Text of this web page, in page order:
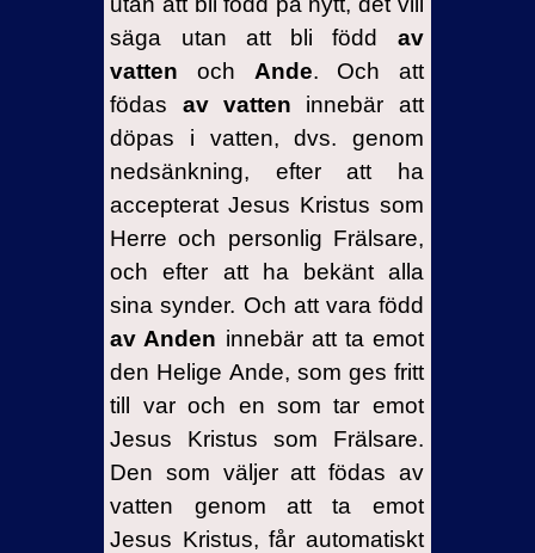
säga utan att bli född av
vatten och Ande. Och att
födas av vatten innebär att
döpas i vatten, dvs. genom
nedsänkning, efter att ha
accepterat Jesus Kristus som
Herre och personlig Frälsare,
och efter att ha bekänt alla
sina synder. Och att vara född
av Anden innebär att ta emot
den Helige Ande, som ges fritt
till var och en som tar emot
Jesus Kristus som Frälsare.
Den som väljer att födas av
vatten genom att ta emot
Jesus Kristus, får automatiskt